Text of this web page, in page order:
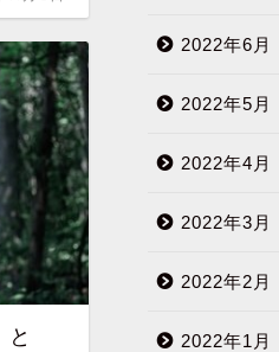
と
2022年6月
2022年5月
2022年4月
2022年3月
2022年2月
2022年1月